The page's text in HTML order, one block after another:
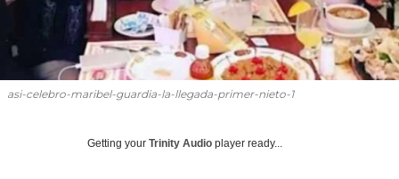
asi-celebro-maribel-guardia-la-llegada-primer-nieto-1
Getting your Trinity Audio player ready...